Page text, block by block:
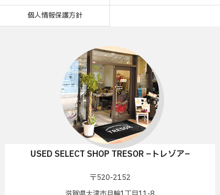
個人情報保護方針
USED SELECT SHOP TRESOR –トレゾア–
〒520-2152